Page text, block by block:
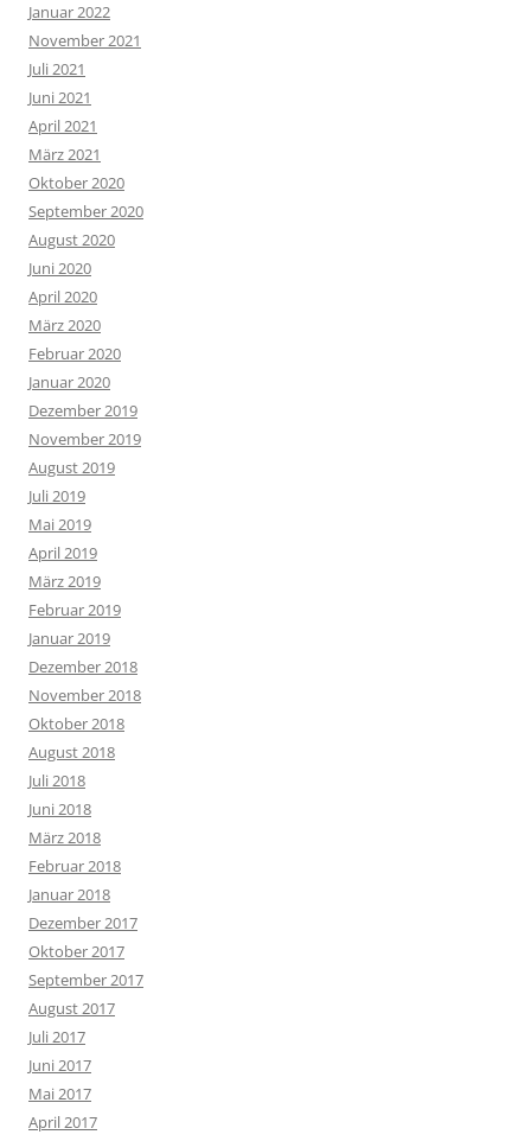
Januar 2022
November 2021
Juli 2021
Juni 2021
April 2021
März 2021
Oktober 2020
September 2020
August 2020
Juni 2020
April 2020
März 2020
Februar 2020
Januar 2020
Dezember 2019
November 2019
August 2019
Juli 2019
Mai 2019
April 2019
März 2019
Februar 2019
Januar 2019
Dezember 2018
November 2018
Oktober 2018
August 2018
Juli 2018
Juni 2018
März 2018
Februar 2018
Januar 2018
Dezember 2017
Oktober 2017
September 2017
August 2017
Juli 2017
Juni 2017
Mai 2017
April 2017